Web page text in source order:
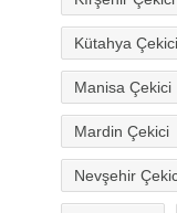
Kütahya Çekici
Manisa Çekici
Mardin Çekici
Nevşehir